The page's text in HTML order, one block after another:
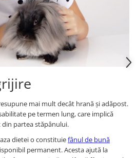
mai mult decât hrană și adăpost.
pe termen lung, care implică
din partea stăpânului.
dietei o constituiefânul de bună
permanent. Acesta ajută la